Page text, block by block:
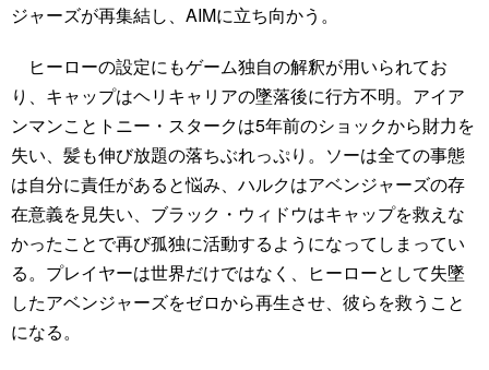
ジャーズが再集結し、AIMに立ち向かう。
ヒーローの設定にもゲーム独自の解釈が用いられてお
り、キャップはヘリキャリアの墜落後に行方不明。アイア
ンマンことトニー・スタークは5年前のショックから財力を
失い、髪も伸び放題の落ちぶれっぷり。ソーは全ての事態
は自分に責任があると悩み、ハルクはアベンジャーズの存
在意義を見失い、ブラック・ウィドウはキャップを救えな
かったことで再び孤独に活動するようになってしまってい
る。プレイヤーは世界だけではなく、ヒーローとして失墜
したアベンジャーズをゼロから再生させ、彼らを救うこと
になる。